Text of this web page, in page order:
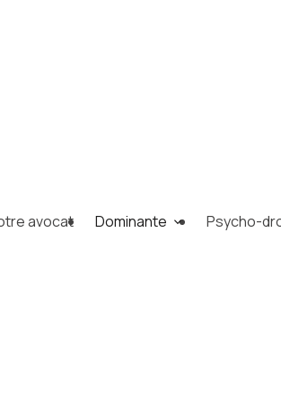
avocat Dominante Psycho-